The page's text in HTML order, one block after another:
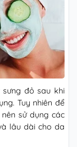
đỏ sau khi
Tuy nhiên để
sử dụng các
lâu dài cho da